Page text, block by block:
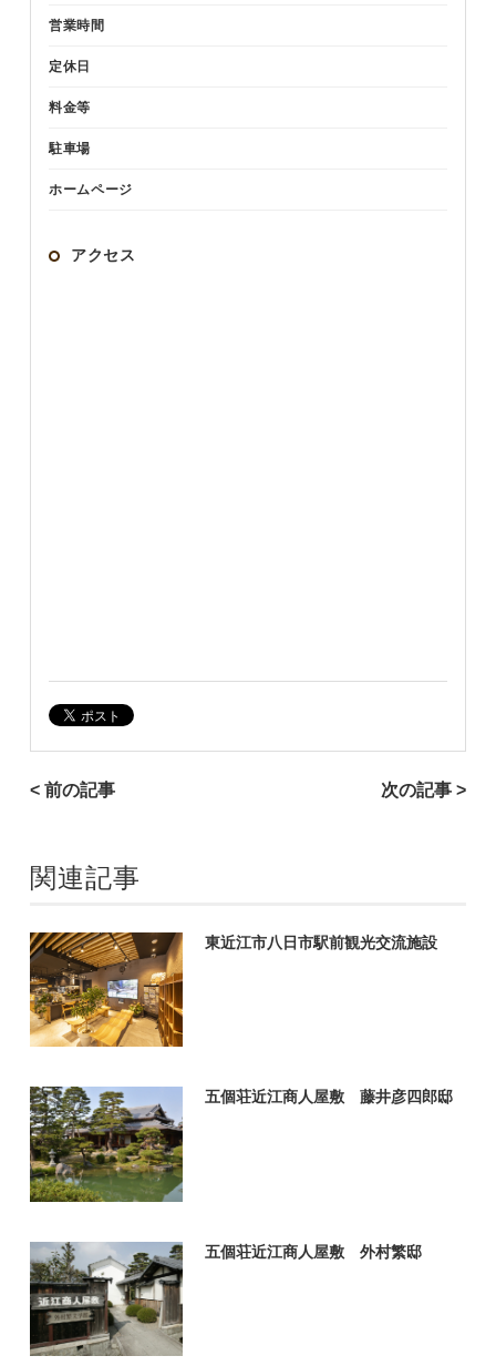
営業時間
定休日
料金等
駐車場
ホームページ
アクセス
< 前の記事 次の記事 >
関連記事
東近江市八日市駅前観光交流施設
五個荘近江商人屋敷 藤井彦四郎邸
五個荘近江商人屋敷 外村繁邸